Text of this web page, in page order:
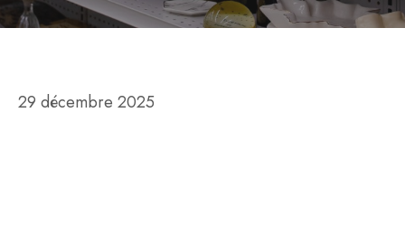
29 décembre 2025